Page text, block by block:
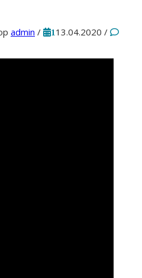
admin / 1 13.04.2020 /